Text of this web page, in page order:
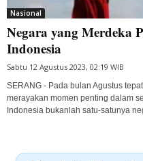
Nasional
Negara yang Merdeka
Indonesia
Sabtu 12 Agustus 2023, 02:19 WIB
SERANG - Pada bulan Agustus
merayakan momen penting dalam
Indonesia bukanlah satu-satunya